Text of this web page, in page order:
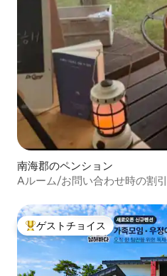
南海郡のペンション
Aルーム/お問い合わせ時の割
大好評のゲストチョイスです。
ゲストチョイス